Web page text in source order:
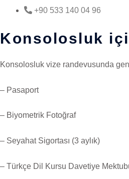
+90 533 140 04 96
Konsolosluk
Konsolosluk vize randevusunda
– Pasaport
– Biyometrik Fotoğraf
– Seyahat Sigortası (3 aylık)
– Türkçe Dil Kursu Davetiye